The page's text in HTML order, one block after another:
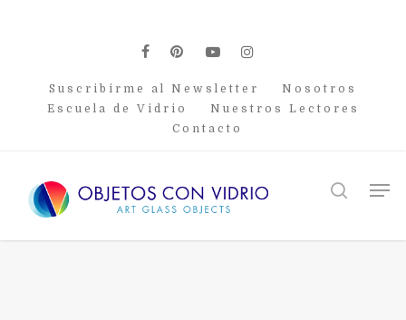
facebook
pinterest
youtubeinstagram
Suscribirme al Newsletter
Nosotros
Escuela de Vidrio
Nuestros Lectores
Contacto
search